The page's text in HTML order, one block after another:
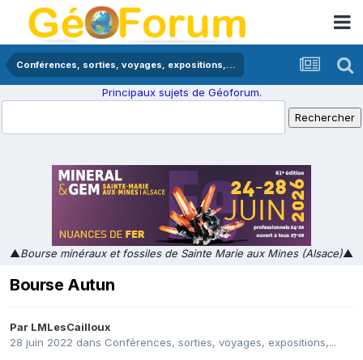
Conférences, sorties, voyages, expositions,...
Principaux sujets de Géoforum.
▲Bourse minéraux et fossiles de Sainte Marie aux Mines (Alsace)▲
Bourse Autun
Par LMLesCailloux
28 juin 2022 dans Conférences, sorties, voyages, expositions,...